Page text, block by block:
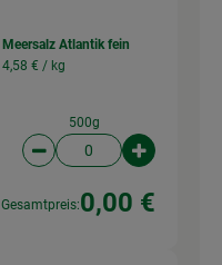
Meersalz Atlantik fein
4,58 € / kg
500g
Artikelanzahl
Gesamtpreis:0,00 €